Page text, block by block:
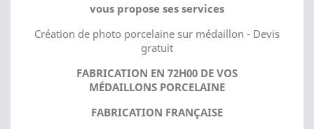
vous propose ses services
Création de photo porcelaine sur médaillon - Devis
gratuit
FABRICATION EN 72H00 DE VOS
MÉDAILLONS PORCELAINE
FABRICATION FRANÇAISE